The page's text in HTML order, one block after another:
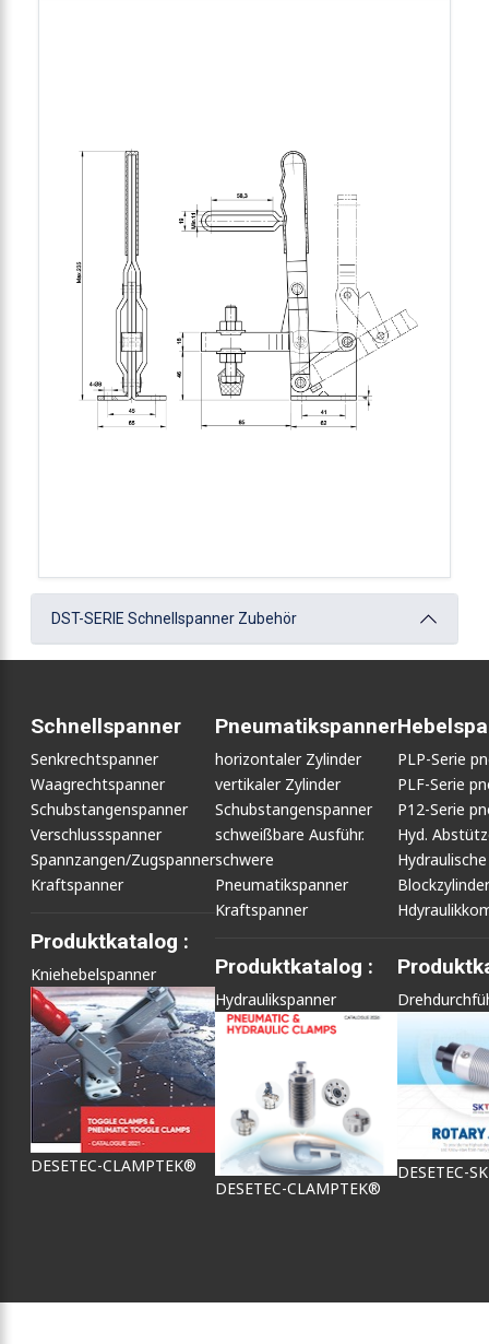
DST-SERIE Schnellspanner Zubehör
Schnellspanner
Senkrechtspanner
Waagrechtspanner
Schubstangenspanner
Verschlussspanner
Spannzangen/Zugspanner
Kraftspanner
Produktkatalog :
Kniehebelspanner
DESETEC-CLAMPTEK®
Pneumatikspanner
horizontaler Zylinder
vertikaler Zylinder
Schubstangenspanner
schweißbare Ausführ.
schwere
Pneumatikspanner
Kraftspanner
Produktkatalog :
Hydraulikspanner
DESETEC-CLAMPTEK®
PLP-Serie
PLF-Serie
P12-Serie
Hyd.
Hydraulische
Blockzylinder
DESETEC-